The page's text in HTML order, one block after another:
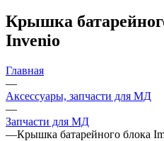
Крышка
Invenio
Главная
—
Аксессуары, запчасти для МД
—
Запчасти для МД
—Крышка батарейного блока